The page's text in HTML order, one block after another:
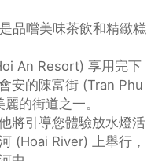
品嚐美味茶飲和精緻糕
An Resort) 享用完下
安的陳富街 (Tran Phu
的街道之一。
將引導您體驗放水燈活
(Hoai River) 上舉行，